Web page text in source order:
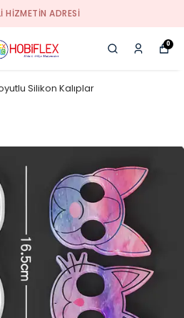
HİZMETİN ADRESİ
0
Silikon Kalıplar